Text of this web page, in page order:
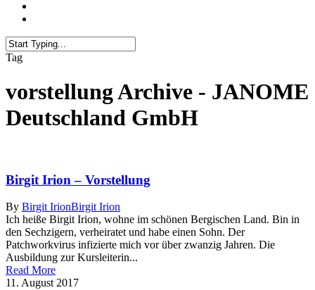
Tag
vorstellung Archive - JANOME
Deutschland GmbH
Birgit Irion – Vorstellung
By Birgit IrionBirgit Irion
Ich heiße Birgit Irion, wohne im schönen Bergischen Land. Bin in
den Sechzigern, verheiratet und habe einen Sohn. Der
Patchworkvirus infizierte mich vor über zwanzig Jahren. Die
Ausbildung zur Kursleiterin...
Read More
11. August 2017